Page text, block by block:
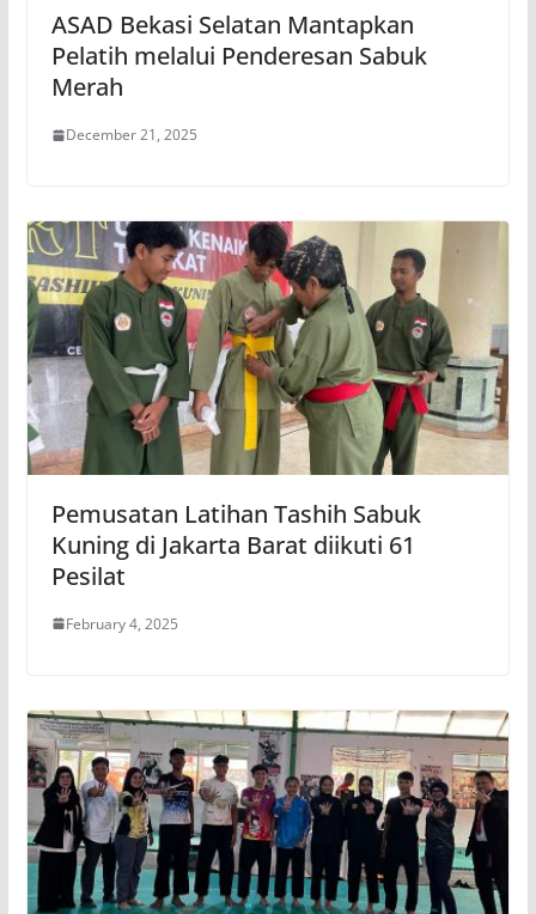
ASAD Bekasi Selatan Mantapkan
Pelatih melalui Penderesan Sabuk
Merah
December 21, 2025
Pemusatan Latihan Tashih Sabuk
Kuning di Jakarta Barat diikuti 61
Pesilat
February 4, 2025